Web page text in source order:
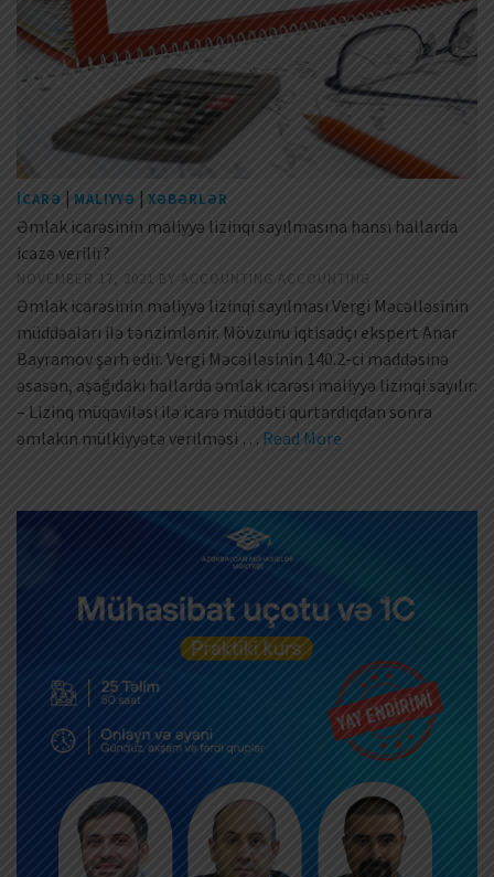
İCARƏ | MALIYYƏ | XƏBƏRLƏR
Əmlak icarəsinin maliyyə lizinqi sayılmasına hansı hallarda
icazə verilir?
NOVEMBER 17, 2021 BY ACCOUNTING ACCOUNTING
Əmlak icarəsinin maliyyə lizinqi sayılması Vergi Məcəlləsinin
müddəaları ilə tənzimlənir. Mövzunu iqtisadçı ekspert Anar
Bayramov şərh edir. Vergi Məcəlləsinin 140.2-ci maddəsinə
əsasən, aşağıdakı hallarda əmlak icarəsi maliyyə lizinqi sayılır:
– Lizinq müqaviləsi ilə icarə müddəti qurtardıqdan sonra
əmlakın mülkiyyətə verilməsi … Read More